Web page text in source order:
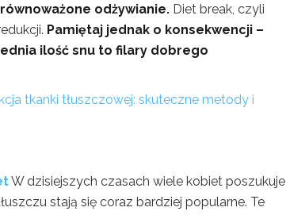
odżywianie. Diet break, czyli
Pamiętaj jednak o konsekwencji –
ilość snu to filary dobrego
tkanki tłuszczowej: skuteczne metody i
W dzisiejszych czasach wiele kobiet poszukuje
stają się coraz bardziej popularne. Te